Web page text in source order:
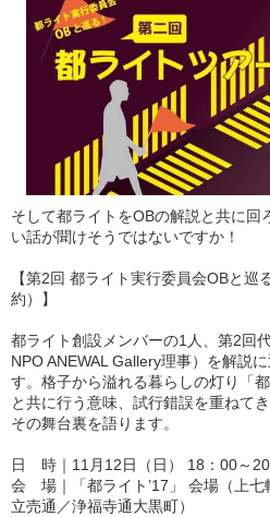
そして都ライトをOBの解説と共に回
い話が聞けそうではないですか！
【第2回 都ライト実行委員会OBと巡
約）】
都ライト創設メンバーの1人、第2回
NPO ANEWAL Gallery理事）を解説
す。格子から溢れる暮らしの灯り「
と共に行う意味、試行錯誤を重ねて
その舞台裏を語ります。
日 時｜11月12日（日） 18：00～
会 場｜「都ライト’17」 会場（上七
立売通／浄福寺通大黒町）